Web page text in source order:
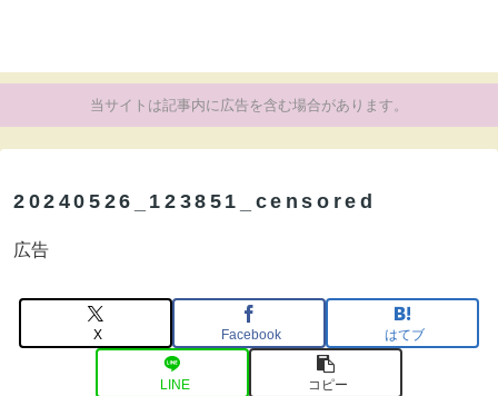
当サイトは記事内に広告を含む場合があります。
20240526_123851_censored
広告
X Facebook はてブ
LINE コピー